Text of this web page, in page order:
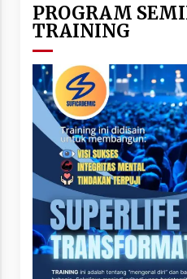
PROGRAM
TRAINING